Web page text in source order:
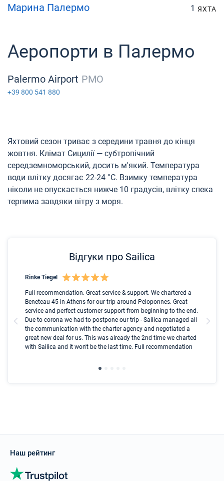
Марина Палермо 1 ЯХТА
Аеропорти в Палермо
Palermo Airport PMO
+39 800 541 880
Яхтовий сезон триває з середини травня до кінця
жовтня. Клімат Сицилії — субтропічний
середземноморський, досить м'який. Температура
води влітку досягає 22-24 °C. Взимку температура
ніколи не опускається нижче 10 градусів, влітку спека
терпима завдяки вітру з моря.
Відгуки про Sailica
Rinke Tiegel
Full recommendation. Great service & support. We chartered a
Beneteau 45 in Athens for our trip around Peloponnes. Great
service and perfect customer support from beginning to the end.
Due to corona we had to postpone our trip - Sailica managed all
the communication with the charter agency and negotiated a
great new deal for us. This was already the 2nd time we charted
with Sailica and it won't be the last time. Full recommendation
Наш рейтинг